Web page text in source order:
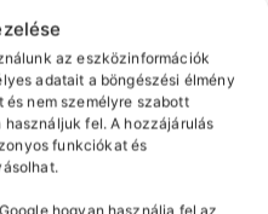
az eszközinformációk
adatait a böngészési élmény
nem személyre szabott
fel. A hozzájárulás
funkciókat és
hogyan használja fel az
Díszítés
Francia műköröm sablon